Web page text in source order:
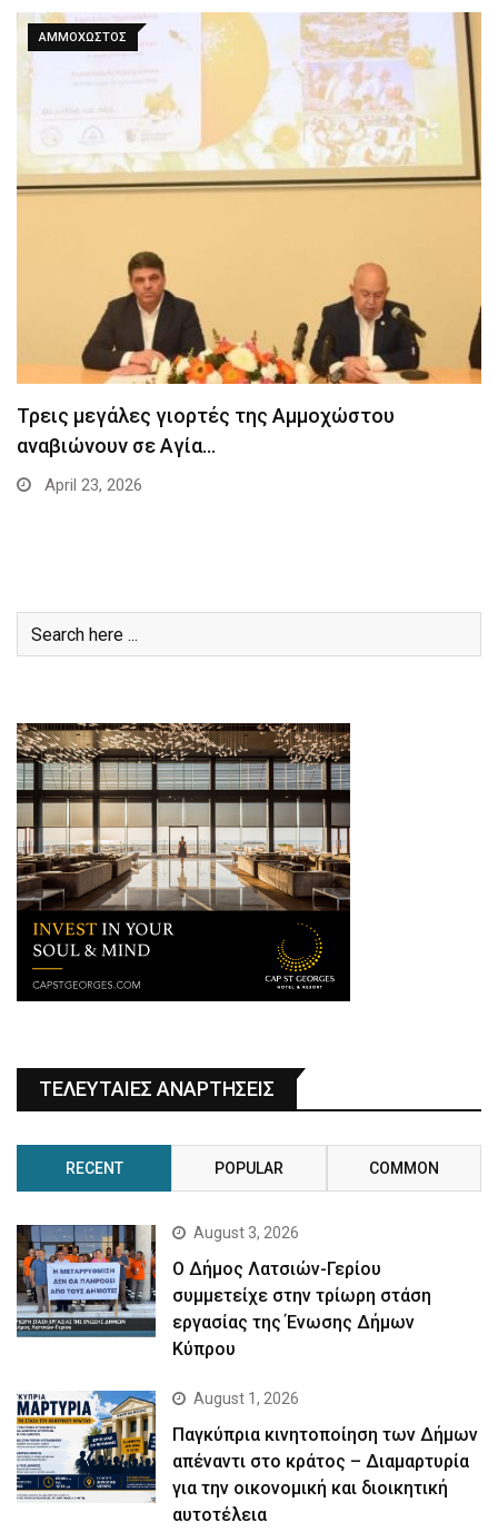
ΑΜΜΟΧΩΣΤΟΣ
Τρεις μεγάλες γιορτές της Αμμοχώστου
αναβιώνουν σε Αγία…
April 23, 2026
ΤΕΛΕΥΤΑΙΕΣ ΑΝΑΡΤΗΣΕΙΣ
RECENT POPULAR COMMON
August 3, 2026
Ο Δήμος Λατσιών-Γερίου
συμμετείχε στην τρίωρη στάση
εργασίας της Ένωσης Δήμων
Κύπρου
August 1, 2026
Παγκύπρια κινητοποίηση των Δήμων
απέναντι στο κράτος – Διαμαρτυρία
για την οικονομική και διοικητική
αυτοτέλεια